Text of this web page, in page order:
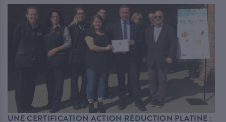
UNE CERTIFICATION ACTION RÉDUCTION PLATINE :